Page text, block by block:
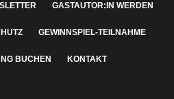
GASTAUTOR:IN WERDEN
GEWINNSPIEL-TEILNAHME
BUCHEN KONTAKT